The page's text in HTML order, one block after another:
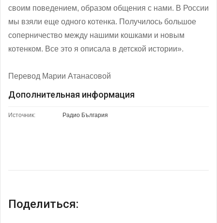
своим поведением, образом общения с нами. В России
мы взяли еще одного котенка. Получилось большое
соперничество между нашими кошками и новым
котенком. Все это я описала в детской истории».
Перевод Марии Атанасовой
Дополнительная информация
Источник: Радио България
Поделиться: